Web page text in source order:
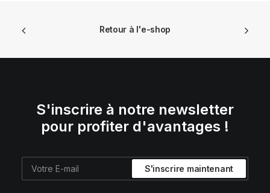
Retour à l'e-shop
S'inscrire à notre newsletter
pour profiter d'avantages !